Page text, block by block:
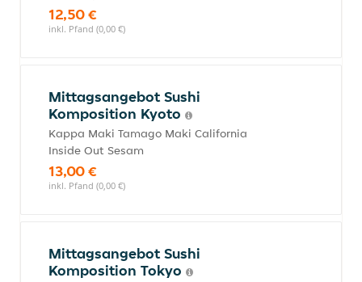
12,50 €
inkl. Pfand (0,00 €)
Mittagsangebot Sushi
Komposition Kyoto
Kappa Maki Tamago Maki California
Inside Out Sesam
13,00 €
inkl. Pfand (0,00 €)
Mittagsangebot Sushi
Komposition Tokyo